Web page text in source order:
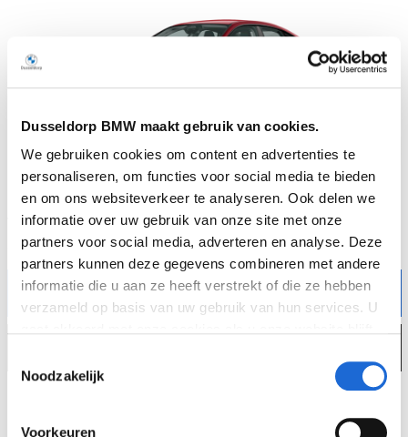
Dusseldorp BMW maakt gebruik van cookies.
We gebruiken cookies om content en advertenties te
personaliseren, om functies voor social media te bieden
en om ons websiteverkeer te analyseren. Ook delen we
informatie over uw gebruik van onze site met onze
partners voor social media, adverteren en analyse. Deze
partners kunnen deze gegevens combineren met andere
informatie die u aan ze heeft verstrekt of die ze hebben
verzameld op basis van uw gebruik van hun services. U
Noodzakelijk
Voorkeuren
BMW 2 Serie Gran Coupé
vanaf €495,06p/m
Op basis van 48maanden en2,99% rente
Offerte aanvragen